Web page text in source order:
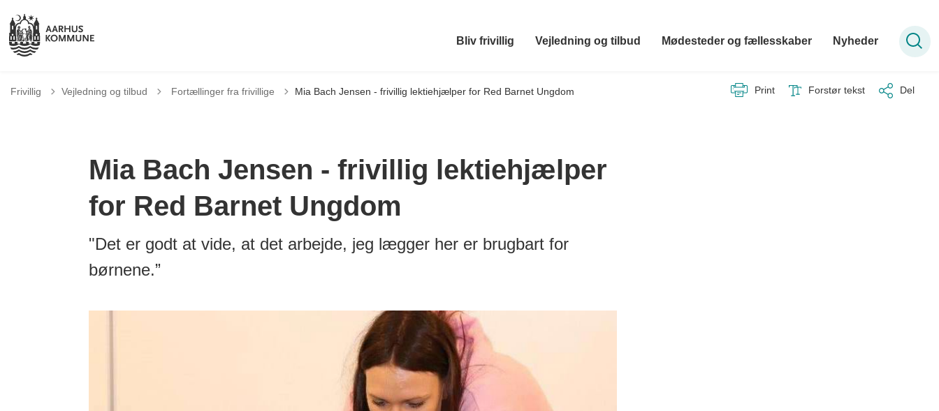
Bliv frivillig Vejledning og tilbud Mødesteder og fællesskaber Nyheder
Frivillig Vejledning og tilbud Tilbage til
Fortællinger fra frivillige Mia Bach Jensen - frivillig lektiehjælper for Red Barnet Ungdom Print Forstør tekst Del
Mia Bach Jensen - frivillig lektiehjælper
for Red Barnet Ungdom
"Det er godt at vide, at det arbejde, jeg lægger her er brugbart for
børnene.”